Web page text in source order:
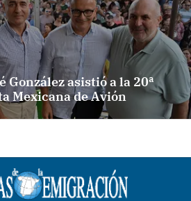
González asistió a la 20ª
Mexicana de Avión